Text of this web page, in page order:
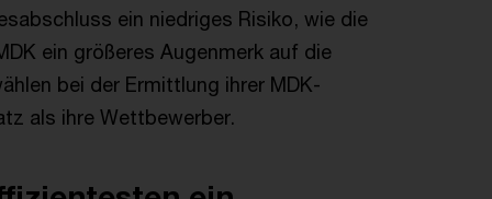
ein niedriges Risiko, wie die
ein größeres Augenmerk auf die
bei der Ermittlung ihrer MDK-
als ihre Wettbewerber.